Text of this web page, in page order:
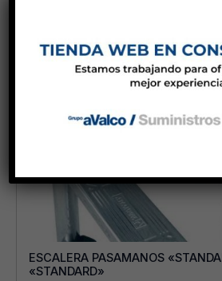
ESCALERA PASAMANOS
«STANDARD»